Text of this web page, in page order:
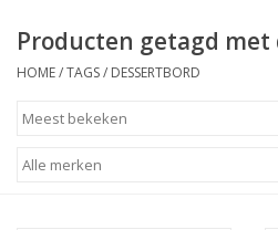
LIFESTYLE
MEUBELS
STATIONARY
Producten getagd met
HOME/TAGS/ DESSERTBORD